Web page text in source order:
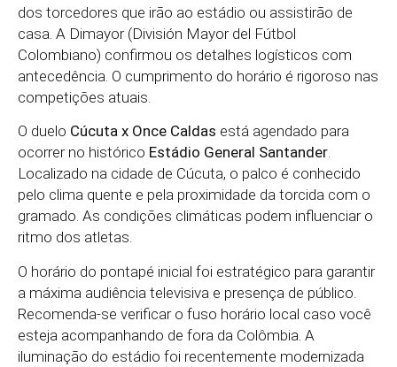
dos torcedores que irão ao estádio ou assistirão de
casa. A Dimayor (División Mayor del Fútbol
Colombiano) confirmou os detalhes logísticos com
antecedência. O cumprimento do horário é rigoroso nas
competições atuais.
O duelo Cúcuta x Once Caldas está agendado para
ocorrer no histórico Estádio General Santander.
Localizado na cidade de Cúcuta, o palco é conhecido
pelo clima quente e pela proximidade da torcida com o
gramado. As condições climáticas podem influenciar o
ritmo dos atletas.
O horário do pontapé inicial foi estratégico para garantir
a máxima audiência televisiva e presença de público.
Recomenda-se verificar o fuso horário local caso você
esteja acompanhando de fora da Colômbia. A
iluminação do estádio foi recentemente modernizada